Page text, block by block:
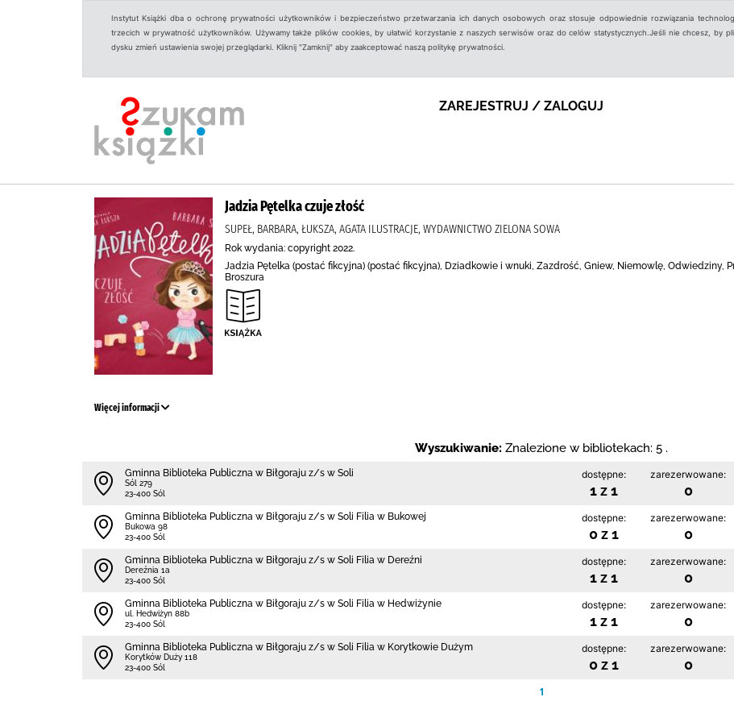
Instytut Książki dba o ochronę prywatności użytkowników i bezpieczeństwo przetwarzania ich danych osobowych oraz stosuje odpowiednie rozwiązania
trzecich w prywatność użytkowników. Używamy także plików cookies, by ułatwić korzystanie z naszych serwisów oraz do celów statystycznych.Jeśli nie chcesz, by
dysku zmień ustawienia swojej przeglądarki. Kliknij "Zamknij" aby zaakceptować naszą politykę prywatności.
ZAREJESTRUJ / ZALOGUJ
Jadzia Pętelka czuje złość
SUPEŁ, BARBARA, ŁUKSZA, AGATA ILUSTRACJE, WYDAWNICTWO ZIELONA SOWA
Rok wydania: copyright 2022.
Jadzia Pętelka (postać fikcyjna) (postać fikcyjna), Dziadkowie i wnuki, Zazdrość, Gniew, Niemowlę, Odwiedziny,
Broszura
Więcej informacji
Wyszukiwanie: Znalezione w bibliotekach: 5 .
Gminna Biblioteka Publiczna w Biłgoraju z/s w Soli
Sól 279
23-400 Sól
dostępne:
1 z 1
zarezerwowane:
0
Gminna Biblioteka Publiczna w Biłgoraju z/s w Soli Filia w Bukowej
Bukowa 98
23-400 Sól
dostępne:
0 z 1
zarezerwowane:
0
Gminna Biblioteka Publiczna w Biłgoraju z/s w Soli Filia w Dereźni
Dereźnia 1a
23-400 Sól
dostępne:
1 z 1
zarezerwowane:
0
Gminna Biblioteka Publiczna w Biłgoraju z/s w Soli Filia w Hedwiżynie
ul. Hedwiżyn 88b
23-400 Sól
dostępne:
1 z 1
zarezerwowane:
0
Gminna Biblioteka Publiczna w Biłgoraju z/s w Soli Filia w Korytkowie Dużym
Korytków Duży 118
23-400 Sól
dostępne:
0 z 1
zarezerwowane:
0
1